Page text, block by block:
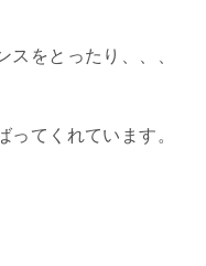
スをとったり、、、
ってくれています。